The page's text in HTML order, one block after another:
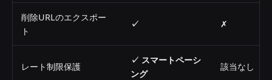
削除URLのエクスポー
ト
✓ ✗
レート制限保護
✓ スマートペーシ
ング
該当なし